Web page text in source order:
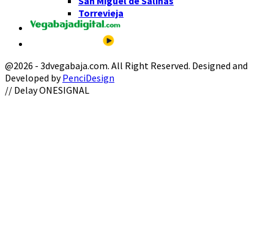
Torrevieja
@2026 - 3dvegabaja.com. All Right Reserved. Designed and
Developed byPenciDesign
Facebook
Twitter
Instagram
Youtube
Email
// Delay ONESIGNAL